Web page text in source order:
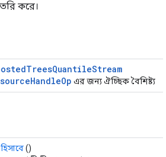
করে।
TreesQuantileStream
HandleOp এর জন্য ঐচ্ছিক বৈশিষ্ট্য
()